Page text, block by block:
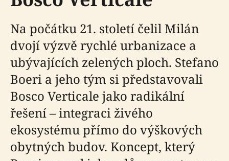
Na počátku 21. století čelil Milán
dvojí výzvě rychlé urbanizace a
ubývajících zelených ploch. Stefano
Boeri a jeho tým si představovali
Bosco Verticale jako radikální
řešení – integraci živého
ekosystému přímo do výškových
obytných budov. Koncept, který